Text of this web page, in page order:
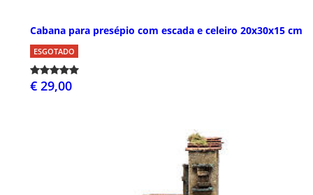
Cabana para presépio com escada e celeiro 20x30x15 cm
ESGOTADO
€ 29,00